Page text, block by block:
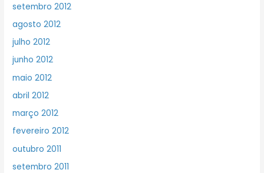
setembro 2012
agosto 2012
julho 2012
junho 2012
maio 2012
abril 2012
março 2012
fevereiro 2012
outubro 2011
setembro 2011